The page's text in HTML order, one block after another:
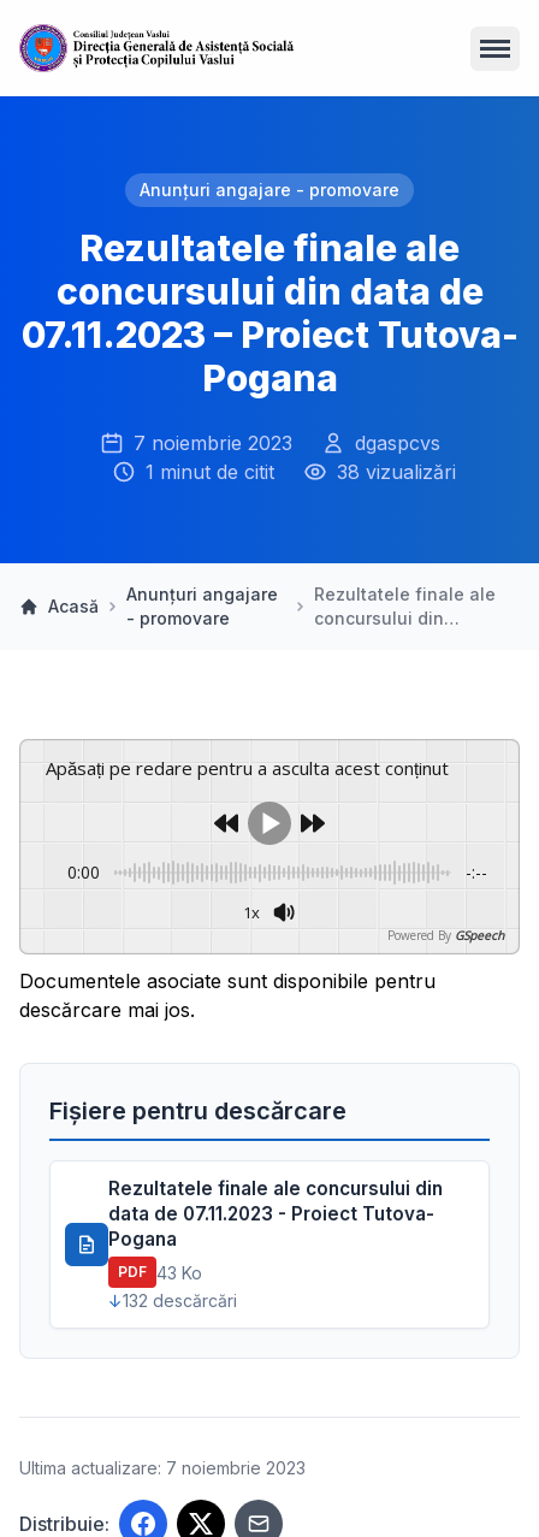
Anunțuri angajare - promovare
Rezultatele finale ale
concursului din data de
07.11.2023 – Proiect Tutova-
Pogana
7 noiembrie 2023
dgaspcvs
1 minut de citit
38 vizualizări
Acasă
Anunțuri angajare
- promovare
Rezultatele finale ale
concursului din…
Apăsați pe redare pentru a asculta acest conținut
0:00 -:--
1x
Powered By GSpeech
Documentele asociate sunt disponibile pentru
descărcare mai jos.
Fișiere pentru descărcare
Rezultatele finale ale concursului din
data de 07.11.2023 - Proiect Tutova-
Pogana
PDF 43 Ko
132 descărcări
Ultima actualizare: 7 noiembrie 2023
Distribuie: